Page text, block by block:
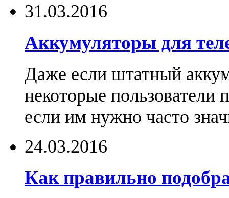
31.03.2016
Аккумуляторы для
Даже если штатный
некоторые пользователи
если им нужно часто
24.03.2016
Как правильно